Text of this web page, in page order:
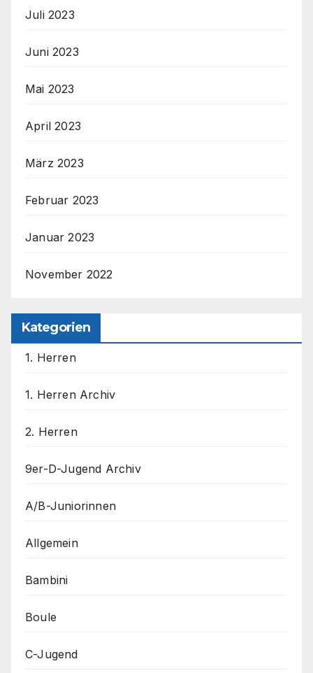
Juli 2023
Juni 2023
Mai 2023
April 2023
März 2023
Februar 2023
Januar 2023
November 2022
Kategorien
1. Herren
1. Herren Archiv
2. Herren
9er-D-Jugend Archiv
A/B-Juniorinnen
Allgemein
Bambini
Boule
C-Jugend